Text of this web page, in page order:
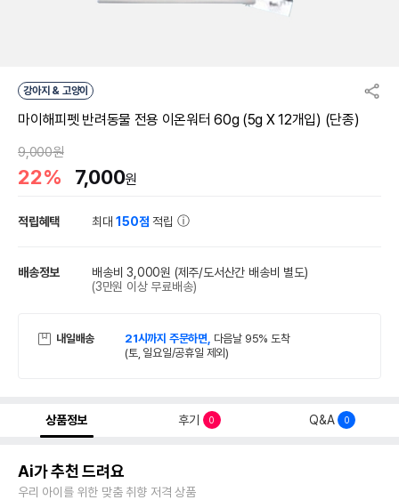
강아지 & 고양이
마이해피펫 반려동물 전용 이온워터 60g (5g X 12개입) (단종)
9,000원
22% 7,000원
적립혜택 최대150점 적립
배송정보 배송비 3,000원 (제주/도서산간 배송비 별도)
(3만원 이상 무료배송)
내일배송 21시까지 주문하면, 다음날 95% 도착
(토, 일요일/공휴일 제외)
상품정보 후기 0 Q&A 0
Ai가 추천 드려요
우리 아이를 위한 맞춤 취향 저격 상품